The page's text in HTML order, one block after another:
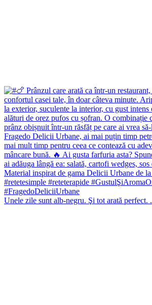
Unele zile sunt alb-negru. Şi tot arată perfect. .